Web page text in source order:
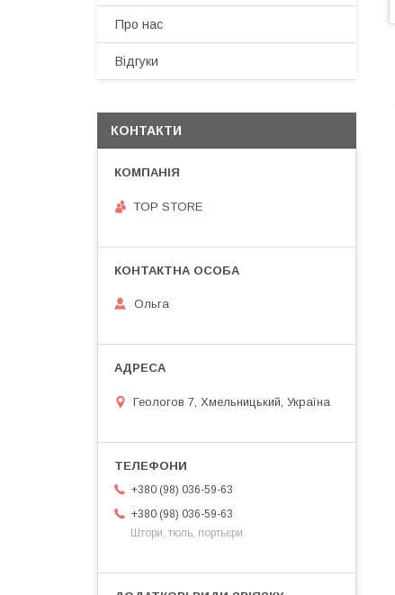
Про нас
Відгуки
КОНТАКТИ
TOP STORE
Ольга
Геологов 7, Хмельницький, Україна
+380 (98) 036-59-63
+380 (98) 036-59-63
Штори, тюль, портьєри